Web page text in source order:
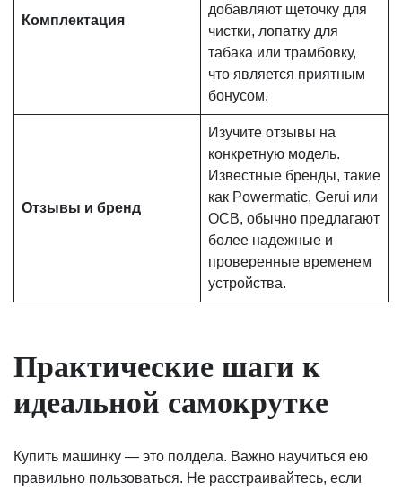
Комплектация
добавляют щеточку для
чистки, лопатку для
табака или трамбовку,
что является приятным
бонусом.
Отзывы и бренд
Изучите отзывы на
конкретную модель.
Известные бренды, такие
как Powermatic, Gerui или
OCB, обычно предлагают
более надежные и
проверенные временем
устройства.
Практические шаги к
идеальной самокрутке
Купить машинку — это полдела. Важно научиться ею
правильно пользоваться. Не расстраивайтесь, если